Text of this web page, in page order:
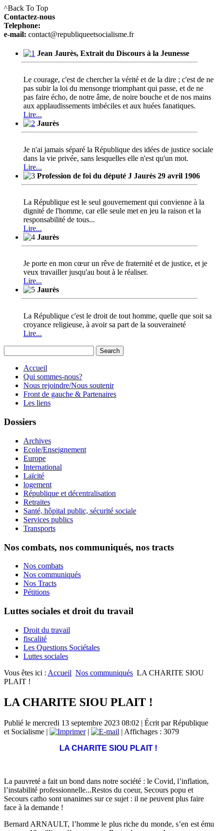
^Back To Top
Contactez-nous
Telephone:
e-mail: contact@republiqueetsocialisme.fr
Jean Jaurès, Extrait du Discours à la Jeunesse
Le courage, c'est de chercher la vérité et de la dire ; c'est de ne
pas subir la loi du mensonge triomphant qui passe, et de ne
pas faire écho, de notre âme, de noire bouche et de nos mains
aux applaudissements imbéciles et aux huées fanatiques.
Lire...
Jaurès
Je n'ai jamais séparé la République des idées de justice sociale
dans la vie privée, sans lesquelles elle n'est qu'un mot.
Lire...
Profession de foi du député J Jaurès 29 avril 1906
La République est le seul gouvernement qui convienne à la
dignité de l'homme, car elle seule met en jeu la raison et la
responsabilité de tous...
Lire...
Jaurès
Je porte en mon cœur un rêve de fraternité et de justice, et je
veux travailler jusqu'au bout à le réaliser.
Lire...
Jaurès
La République c'est le droit de tout homme, quelle que soit sa
croyance religieuse, à avoir sa part de la souveraineté
Lire...
Accueil
Qui sommes-nous?
Nous rejoindre/Nous soutenir
Front de gauche & Partenaires
Les liens
Dossiers
Archives
Ecole/Enseignement
Europe
International
Laïcité
logement
République et décentralisation
Retraites
Santé, hôpital public, sécurité sociale
Services publics
Transports
Nos combats, nos communiqués, nos tracts
Nos combats
Nos communiqués
Nos Tracts
Pétitions
Luttes sociales et droit du travail
Droit du travail
fiscalité
Les Questions Sociétales
Luttes sociales
Vous êtes ici : Accueil Nos communiqués LA CHARITE SIOU
PLAIT !
LA CHARITE SIOU PLAIT !
Publié le mercredi 13 septembre 2023 08:02 | Écrit par République
et Socialisme | |
| Affichages : 3079
LA CHARITE SIOU PLAIT !
La pauvreté a fait un bond dans notre société : le Covid, l’inflation,
l’instabilité professionnelle...Restos du coeur, Secours popu et
Secours catho sont unanimes sur ce sujet : il ne peuvent plus faire
face à la demande !
Bernard ARNAULT, l’homme le plus riche du monde, s’en est ému